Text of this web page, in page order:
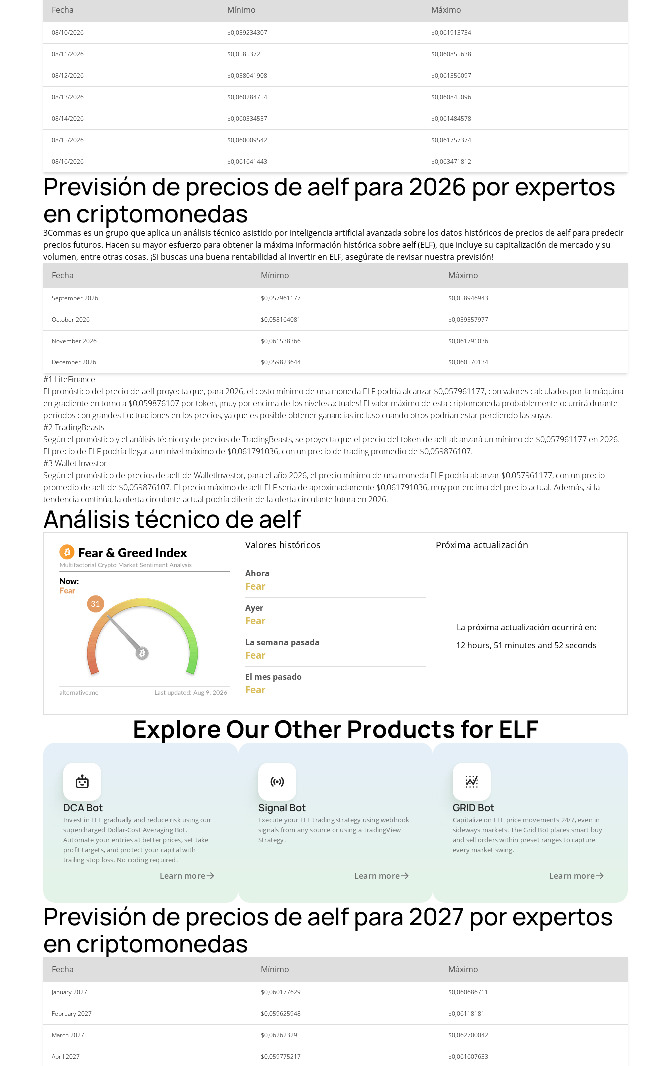
Fecha Mínimo Máximo
08/10/2026 $0,059234307 $0,061913734
08/11/2026 $0,0585372 $0,060855638
08/12/2026 $0,058041908 $0,061356097
08/13/2026 $0,060284754 $0,060845096
08/14/2026 $0,060334557 $0,061484578
08/15/2026 $0,060009542 $0,061757374
08/16/2026 $0,061641443 $0,063471812
Previsión de precios de aelf para 2026 por expertos
en criptomonedas
3Commas es un grupo que aplica un análisis técnico asistido por inteligencia artificial avanzada sobre los datos históricos de precios de aelf para predecir
precios futuros. Hacen su mayor esfuerzo para obtener la máxima información histórica sobre aelf (ELF), que incluye su capitalización de mercado y su
volumen, entre otras cosas. ¡Si buscas una buena rentabilidad al invertir en ELF, asegúrate de revisar nuestra previsión!
Fecha
Mínimo Máximo
September 2026 $0,057961177 $0,058946943
October 2026 $0,058164081 $0,059557977
November 2026 $0,061538366 $0,061791036
December 2026 $0,059823644 $0,060570134
#1 LiteFinance
El pronóstico del precio de aelf proyecta que, para 2026, el costo mínimo de una moneda ELF podría alcanzar $0,057961177, con valores calculados por la máquina
en gradiente en torno a $0,059876107 por token, ¡muy por encima de los niveles actuales! El valor máximo de esta criptomoneda probablemente ocurrirá durante
períodos con grandes fluctuaciones en los precios, ya que es posible obtener ganancias incluso cuando otros podrían estar perdiendo las suyas.
#2 TradingBeasts
Según el pronóstico y el análisis técnico y de precios de TradingBeasts, se proyecta que el precio del token de aelf alcanzará un mínimo de $0,057961177 en 2026.
El precio de ELF podría llegar a un nivel máximo de $0,061791036, con un precio de trading promedio de $0,059876107.
#3 Wallet Investor
Según el pronóstico de precios de aelf de WalletInvestor, para el año 2026, el precio mínimo de una moneda ELF podría alcanzar $0,057961177, con un precio
promedio de aelf de $0,059876107. El precio máximo de aelf ELF sería de aproximadamente $0,061791036, muy por encima del precio actual. Además, si la
tendencia continúa, la oferta circulante actual podría diferir de la oferta circulante futura en 2026.
Análisis técnico de aelf
Valores históricos
Ahora
Fear
Ayer
Fear
La semana pasada
Fear
El mes pasado
Fear
Próxima actualización
La próxima actualización ocurrirá en:
12 hours, 51 minutes and 52 seconds
Explore Our Other Products for ELF
DCA Bot
Invest in ELF gradually and reduce risk using our
supercharged Dollar-Cost Averaging Bot.
Automate your entries at better prices, set take
profit targets, and protect your capital with
trailing stop loss. No coding required.
Learn more
Signal Bot
Execute your ELF trading strategy using webhook
signals from any source or using a TradingView
Strategy.
Learn more
GRID Bot
Capitalize on ELF price movements 24/7, even in
sideways markets. The Grid Bot places smart buy
and sell orders within preset ranges to capture
every market swing.
Learn more
Previsión de precios de aelf para 2027 por expertos
en criptomonedas
Fecha Mínimo Máximo
January 2027 $0,060177629 $0,060686711
February 2027 $0,059625948 $0,06118181
March 2027 $0,06262329 $0,062700042
April 2027 $0,059775217 $0,061607633